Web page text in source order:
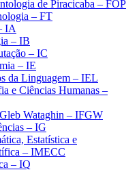
de Piracicaba – FOP
– FT
IA
– IB
– IC
– IE
da Linguagem – IEL
e Ciências Humanas –
Wataghin – IFGW
– IG
Estatística e
– IMECC
– IQ